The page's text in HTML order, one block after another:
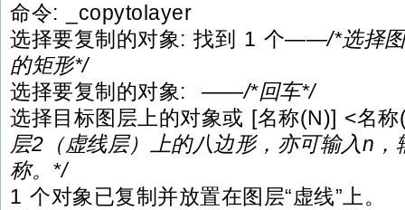
命令: _copytolayer
选择要复制的对象: 找到 1 个——/*选择
的矩形*/
选择要复制的对象: ——/*回车*/
选择目标图层上的对象或 [名称(N)] <名
层2（虚线层）上的八边形，亦可输入n，
称。*/
1 个对象已复制并放置在图层“虚线”上。